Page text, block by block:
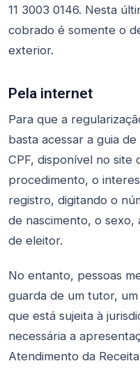
11 3003 0146. Nesta
cobrado é somente o
exterior.
Pela internet
Para que a
basta acessar a guia
CPF, disponível no site
procedimento, o
registro, digitando o
de nascimento, o
de eleitor.
No entanto, pessoas
guarda de um tutor,
que está sujeita à
necessária a
Atendimento da